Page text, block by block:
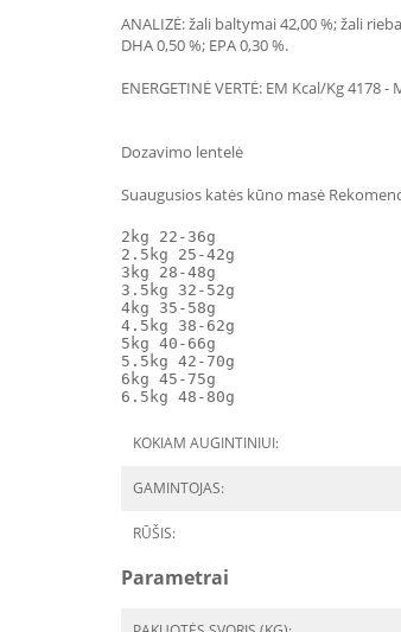
ANALIZĖ: žali baltymai 42,00 %; žali
DHA 0,50 %; EPA 0,30 %.
ENERGETINĖ VERTĖ: EM Kcal/Kg 4178 -
Dozavimo lentelė
Suaugusios katės kūno masė
2kg 22-36g
2.5kg 25-42g
3kg 28-48g
3.5kg 32-52g
4kg 35-58g
4.5kg 38-62g
5kg 40-66g
5.5kg 42-70g
6kg 45-75g
6.5kg 48-80g
KOKIAM AUGINTINIUI:
GAMINTOJAS:
RŪŠIS:
Parametrai